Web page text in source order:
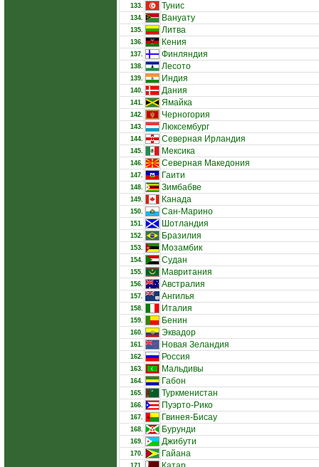
133. Тунис
134. Вануату
135. Литва
136. Кения
137. Финляндия
138. Лесото
139. Индия
140. Дания
141. Ямайка
142. Черногория
143. Люксембург
144. Северная Ирландия
145. Мексика
146. Северная Македония
147. Гаити
148. Зимбабве
149. Канада
150. Сан-Марино
151. Шотландия
152. Бразилия
153. Мозамбик
154. Судан
155. Мавритания
156. Австралия
157. Ангилья
158. Италия
159. Бенин
160. Эквадор
161. Новая Зеландия
162. Россия
163. Мальдивы
164. Габон
165. Туркменистан
166. Пуэрто-Рико
167. Гвинея-Бисау
168. Бурунди
169. Джибути
170. Гайана
171.